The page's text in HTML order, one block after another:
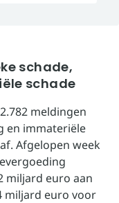
schade,
schade
meldingen
en immateriële
Afgelopen week
miljard euro aan
miljard euro voor